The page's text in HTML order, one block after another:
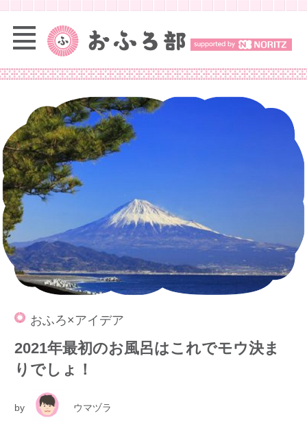
おふろ×アイデア
2021年最初のお風呂はこれでモウ決ま
りでしょ！
by ウマヅラ